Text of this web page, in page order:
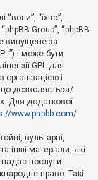
“їхнє”,
Group”, “phpBB
випущене за
і може бути
GPL для
і
що дозволяється/
Для додаткової
www.phpbb.com/.
вульгарні,
інші матеріали, які
надає послуги
право. Такі